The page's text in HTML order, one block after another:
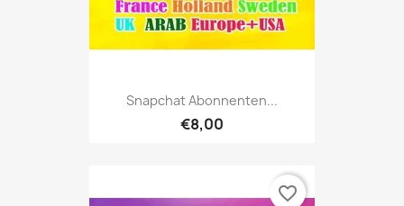
Snapchat Abonnenten...
€8,00
favorite_border